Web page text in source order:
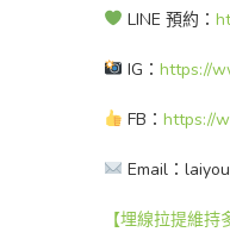
LINE 預約：
IG： https://
FB： https://
Email：
【埋線拉提維